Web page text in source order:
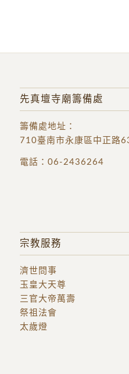
先真壇寺廟籌備處
籌備處地址 ：
710臺南市永康區中正路
電話： 06-2436264
宗教服務
濟世問事
玉皇大天尊
三官大帝萬壽
祭祖法會
太歲燈